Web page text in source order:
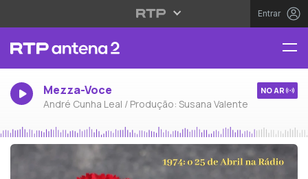
Entrar
Mezza-Voce
André Cunha Leal / Produção: Susana Valente
NO AR